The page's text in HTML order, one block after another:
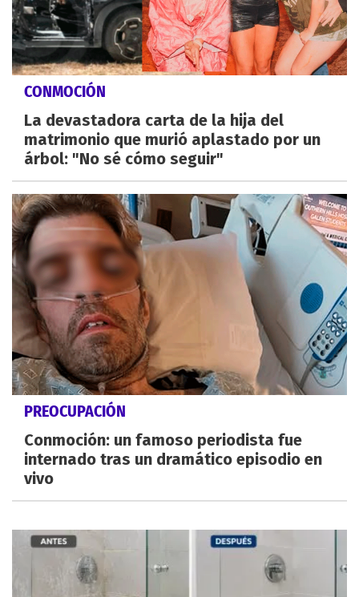
CONMOCIÓN
La devastadora carta de la hija del
matrimonio que murió aplastado por un
árbol: "No sé cómo seguir"
PREOCUPACIÓN
Conmoción: un famoso periodista fue
internado tras un dramático episodio en
vivo